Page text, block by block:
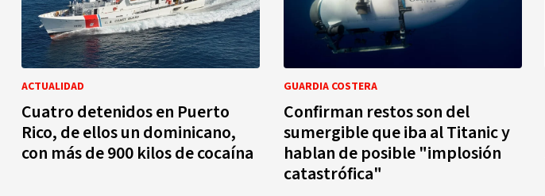
ACTUALIDAD
Cuatro detenidos en Puerto
Rico, de ellos un dominicano,
con más de 900 kilos de cocaína
GUARDIA COSTERA
Confirman restos son del
sumergible que iba al Titanic y
hablan de posible "implosión
catastrófica"